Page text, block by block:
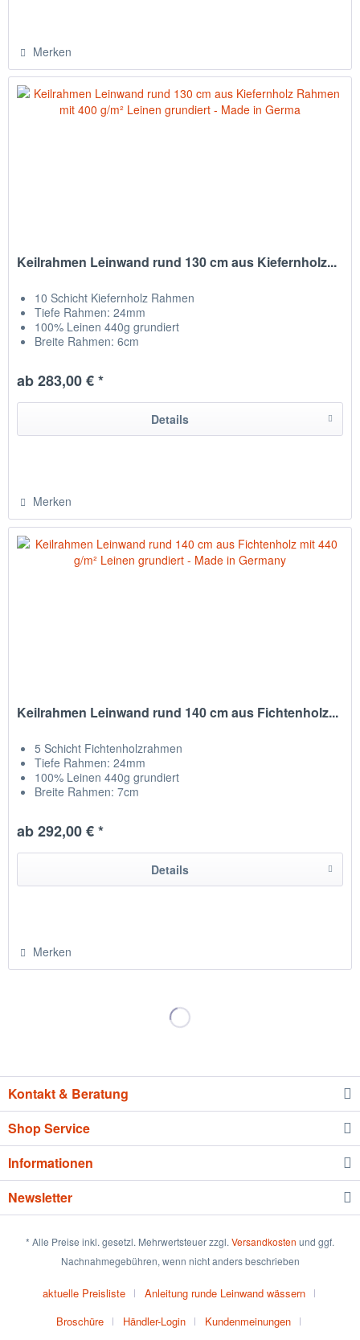
Merken
Keilrahmen Leinwand rund 130 cm aus Kiefernholz...
10 Schicht Kiefernholz Rahmen
Tiefe Rahmen: 24mm
100% Leinen 440g grundiert
Breite Rahmen: 6cm
hergestellt in Chemnitz / Deutschland
ab 283,00 € *
Details
Merken
Keilrahmen Leinwand rund 140 cm aus Fichtenholz...
5 Schicht Fichtenholzrahmen
Tiefe Rahmen: 24mm
100% Leinen 440g grundiert
Breite Rahmen: 7cm
hergestellt in Chemnitz / Deutschland
ab 292,00 € *
Details
Merken
Kontakt & Beratung
Shop Service
Informationen
Newsletter
* Alle Preise inkl. gesetzl. Mehrwertsteuer zzgl. Versandkosten und ggf.
Nachnahmegebühren, wenn nicht anders beschrieben
aktuelle Preisliste
Anleitung runde Leinwand wässern
Broschüre
Händler-Login
Kundenmeinungen